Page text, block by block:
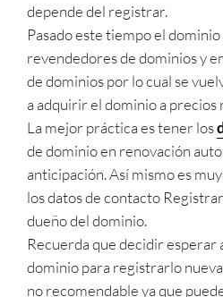
depende del registrar.
Pasado este tiempo el
revendedores de dominios y
de dominios por lo cual se
a adquirir el dominio a precios
La mejor práctica es tener los
de dominio en renovación
anticipación. Así mismo es
los datos de contacto
dueño del dominio.
Recuerda que decidir esperar
dominio para registrarlo
no recomendable ya que